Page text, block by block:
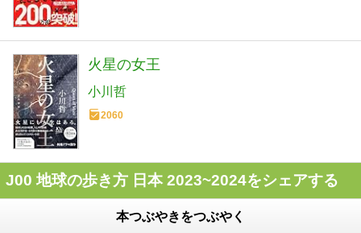
火星の女王
小川哲
2060
J00 地球の歩き方 日本 2023~2024をシェアする
本つぶやきをつぶやく